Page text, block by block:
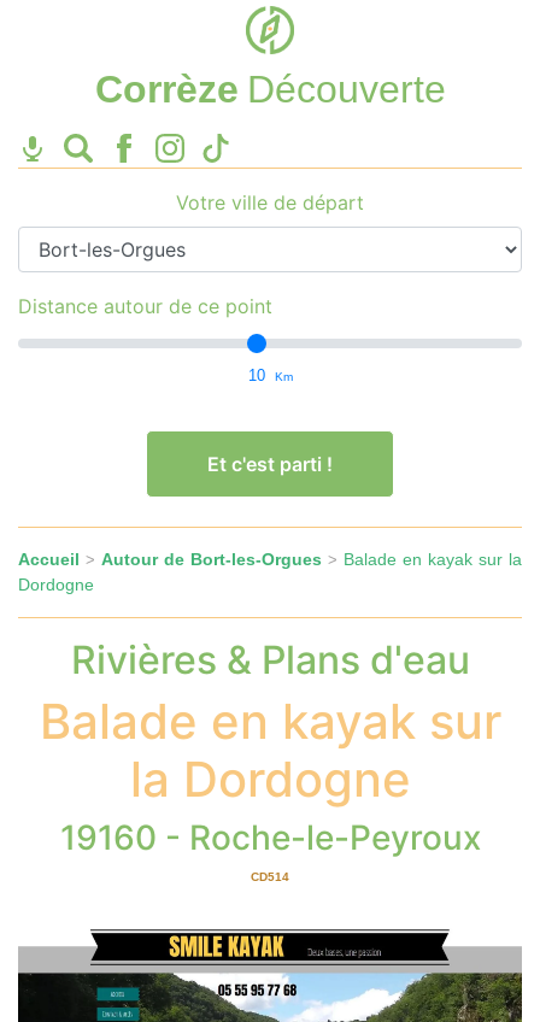
Corrèze Découverte
Votre ville de départ
Distance autour de ce point
10 Km
Et c'est parti !
Accueil > Autour de Bort-les-Orgues > Balade en kayak sur la
Dordogne
Rivières & Plans d'eau
Balade en kayak sur
la Dordogne
19160 - Roche-le-Peyroux
CD514